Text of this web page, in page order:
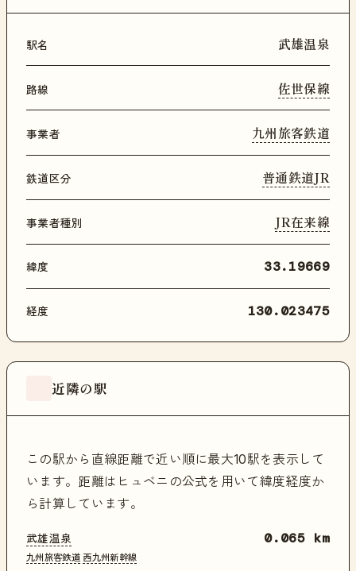
駅名 武雄温泉
路線 佐世保線
事業者 九州旅客鉄道
鉄道区分 普通鉄道JR
事業者種別 JR在来線
緯度 33.19669
経度 130.023475
近隣の駅
この駅から直線距離で近い順に最大10駅を表示して
います。距離はヒュベニの公式を用いて緯度経度か
ら計算しています。
武雄温泉
九州旅客鉄道 西九州新幹線
0.065 km